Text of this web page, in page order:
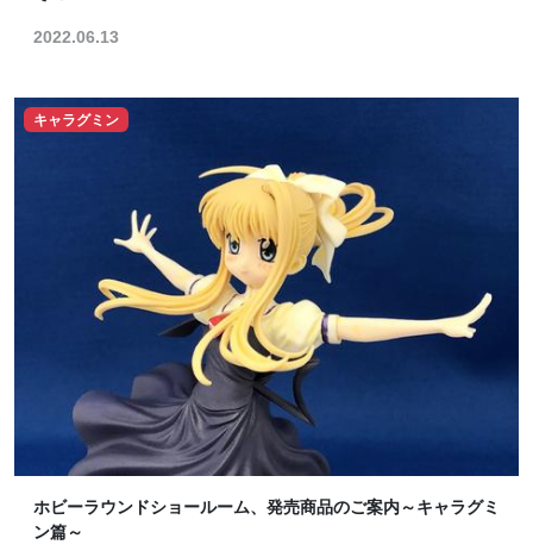
2022.06.13
キャラグミン
ホビーラウンドショールーム、発売商品のご案内～キャラグミ
ン篇～